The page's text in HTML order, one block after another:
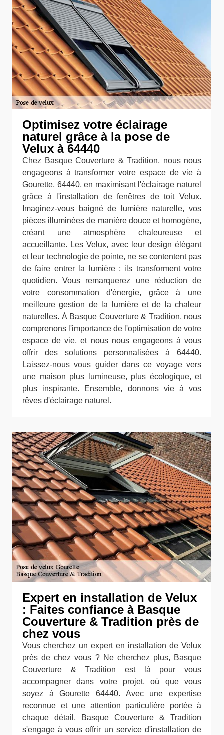
Optimisez votre éclairage
naturel grâce à la pose de
Velux à 64440
Chez Basque Couverture & Tradition, nous nous
engageons à transformer votre espace de vie à
Gourette, 64440, en maximisant l'éclairage naturel
grâce à l'installation de fenêtres de toit Velux.
Imaginez-vous baigné de lumière naturelle, vos
pièces illuminées de manière douce et homogène,
créant une atmosphère chaleureuse et
accueillante. Les Velux, avec leur design élégant
et leur technologie de pointe, ne se contentent pas
de faire entrer la lumière ; ils transforment votre
quotidien. Vous remarquerez une réduction de
votre consommation d'énergie, grâce à une
meilleure gestion de la lumière et de la chaleur
naturelles. À Basque Couverture & Tradition, nous
comprenons l'importance de l'optimisation de votre
espace de vie, et nous nous engageons à vous
offrir des solutions personnalisées à 64440.
Laissez-nous vous guider dans ce voyage vers
une maison plus lumineuse, plus écologique, et
plus inspirante. Ensemble, donnons vie à vos
rêves d'éclairage naturel.
Expert en installation de Velux
: Faites confiance à Basque
Couverture & Tradition près de
chez vous
Vous cherchez un expert en installation de Velux
près de chez vous ? Ne cherchez plus, Basque
Couverture & Tradition est là pour vous
accompagner dans votre projet, où que vous
soyez à Gourette 64440. Avec une expertise
reconnue et une attention particulière portée à
chaque détail, Basque Couverture & Tradition
s'engage à vous offrir un service d'installation de